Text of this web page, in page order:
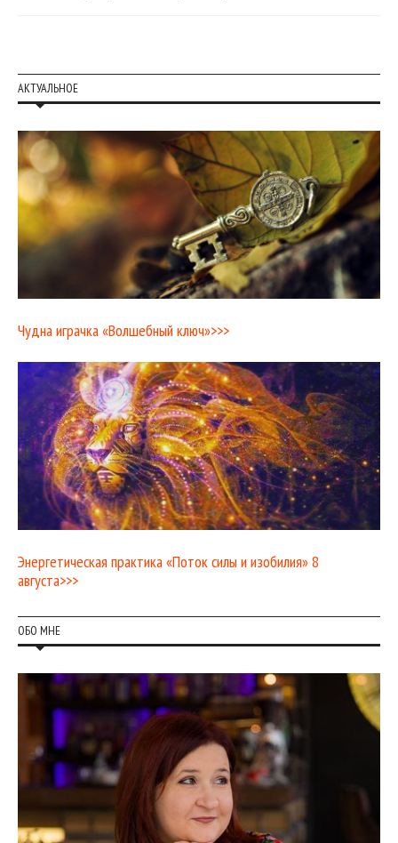
АКТУАЛЬНОЕ
Чудна играчка «Волшебный ключ»>>>
Энергетическая практика «Поток силы и изобилия» 8
августа>>>
ОБО МНЕ